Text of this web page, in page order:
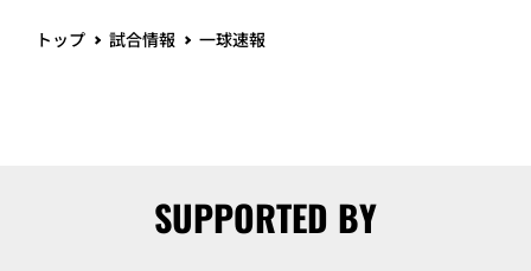
トップ 試合情報 一球速報
SUPPORTED BY